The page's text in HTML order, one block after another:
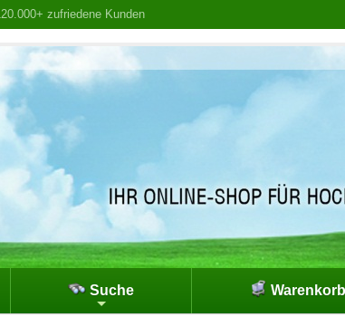
zufriedene Kunden
Suche